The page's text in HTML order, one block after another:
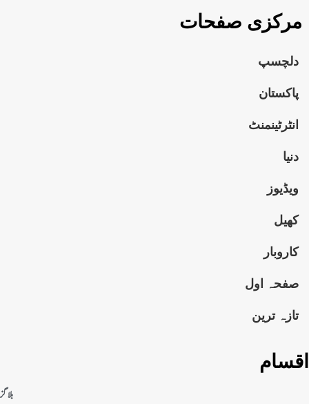
اقسام
بلاگز
مرکزی صفحات
دلچسپ
پاکستان
انٹرٹینمنٹ
دنیا
ویڈیوز
کھیل
کاروبار
صفحہ اول
تازہ ترین